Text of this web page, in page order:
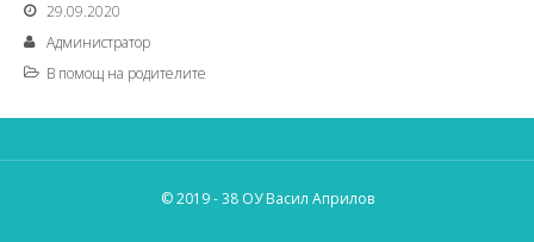
29.09.2020
Администратор
В помощ на родителите
© 2019 - 38 ОУ Васил Априлов